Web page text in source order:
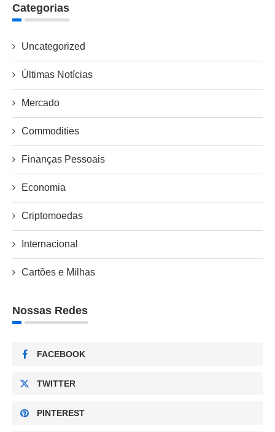
Categorias
Uncategorized
Últimas Notícias
Mercado
Commodities
Finanças Pessoais
Economia
Criptomoedas
Internacional
Cartões e Milhas
Nossas Redes
FACEBOOK
TWITTER
PINTEREST